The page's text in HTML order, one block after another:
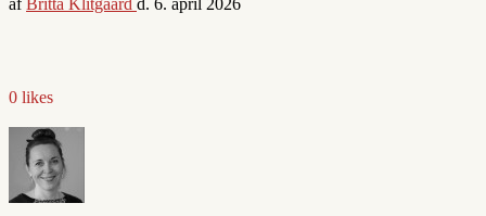
afBritta Klitgaard d. 6. april 2026
0 likes